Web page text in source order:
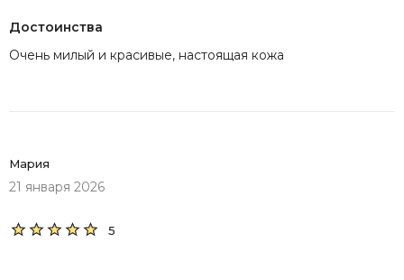
Достоинства
Очень милый и красивые, настоящая кожа
Мария
21 января 2026
5